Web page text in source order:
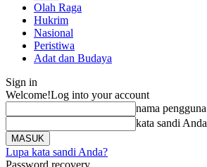
Olah Raga
Hukrim
Nasional
Peristiwa
Adat dan Budaya
Sign in
Welcome!Log into your account
nama pengguna
kata sandi Anda
Lupa kata sandi Anda?
Password recovery